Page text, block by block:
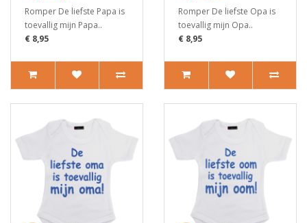
Romper De liefste Papa is
toevallig mijn Papa..
€ 8,95
Romper De liefste Opa is
toevallig mijn Opa..
€ 8,95